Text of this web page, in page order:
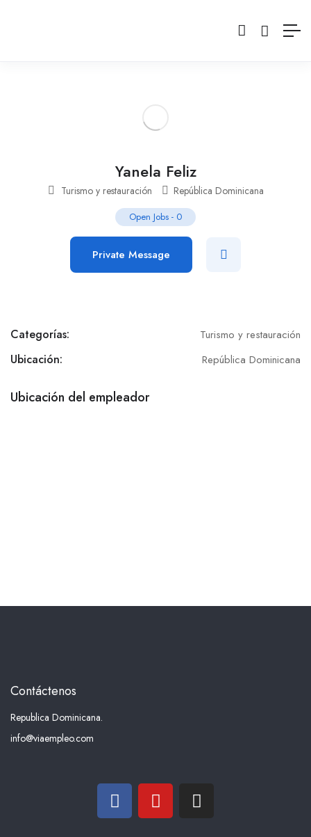
Yanela Feliz
Turismo y restauración República Dominicana
Open Jobs - 0
Private Message
Categorías: Turismo y restauración
Ubicación: República Dominicana
Ubicación del empleador
Contáctenos
Republica Dominicana.
info@viaempleo.com